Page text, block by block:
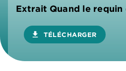
Extrait Quand le
download TÉLÉCHARGER